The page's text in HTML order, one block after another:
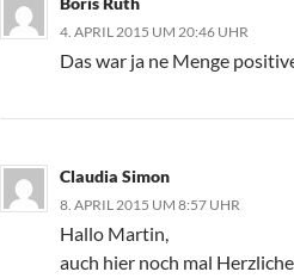
4. APRIL 2015 UM 20:46 UHR
Das war ja ne Menge
Claudia Simon
8. APRIL 2015 UM 8:57 UHR
Hallo Martin,
auch hier noch mal